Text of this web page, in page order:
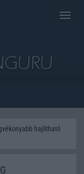
Toggle
hajlítható